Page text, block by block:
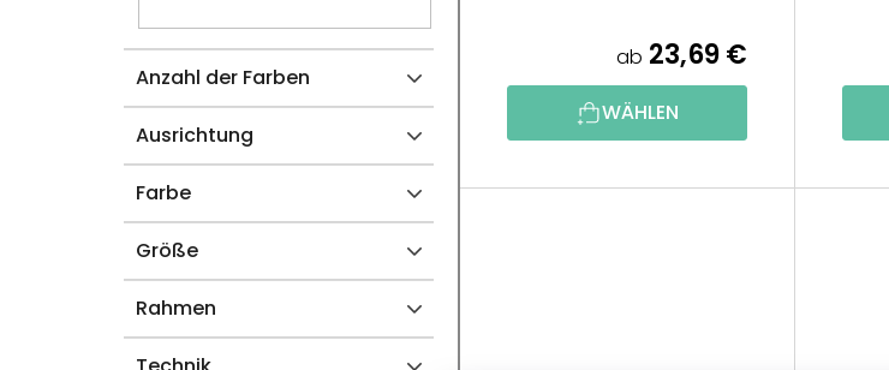
Anzahl der Farben
Ausrichtung
Farbe
Größe
Rahmen
K
ab 23,69 €
WÄHLEN